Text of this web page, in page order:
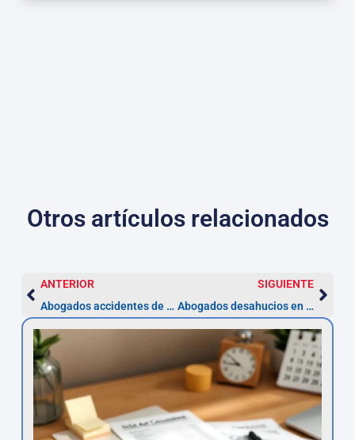
Otros artículos relacionados
ANTERIOR
Abogados accidentes de tráfico en Almería | Indemnizaciones
SIGUIENTE
Abogados desahucios en Almería | Asesor.Legal